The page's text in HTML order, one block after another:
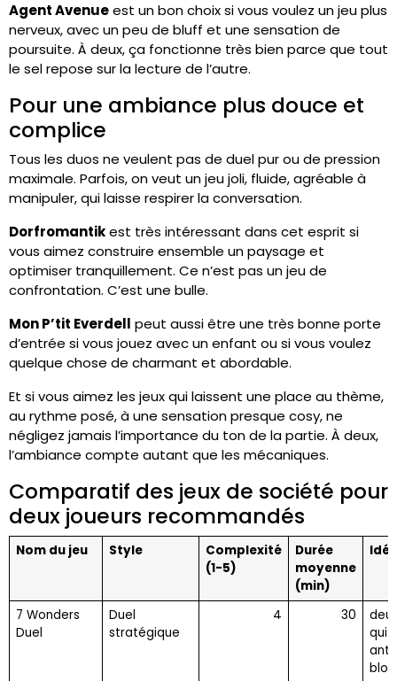
Agent Avenueest un bon choix si vous voulez un jeu plus
nerveux, avec un peu de bluff et une sensation de
poursuite. À deux, ça fonctionne très bien parce que tout
le sel repose sur la lecture de l’autre.
Pour une ambiance plus douce et
complice
Tous les duos ne veulent pas de duel pur ou de pression
maximale. Parfois, on veut un jeu joli, fluide, agréable à
manipuler, qui laisse respirer la conversation.
Dorfromantikest très intéressant dans cet esprit si
vous aimez construire ensemble un paysage et
optimiser tranquillement. Ce n’est pas un jeu de
confrontation. C’est une bulle.
Mon P’tit Everdell peut aussi être une très bonne porte
d’entrée si vous jouez avec un enfant ou si vous voulez
quelque chose de charmant et abordable.
Et si vous aimez les jeux qui laissent une place au thème,
au rythme posé, à une sensation presque cosy, ne
négligez jamais l’importance du ton de la partie. À deux,
l’ambiance compte autant que les mécaniques.
Comparatif des jeux de société pour
deux joueurs recommandés
Nom du jeu Style
Complexité
(1-5)
Durée
moyenne
(min)
7 Wonders
Duel
Duel
stratégique
4 30
qui